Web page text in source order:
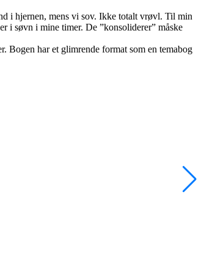
i hjernen, mens vi sov. Ikke totalt vrøvl. Til min
i søvn i mine timer. De ”konsoliderer” måske
Bogen har et glimrende format som en temabog